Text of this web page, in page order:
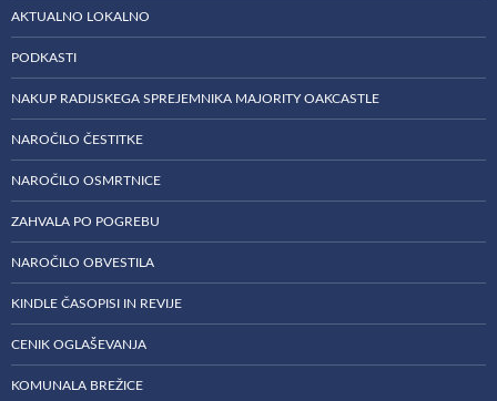
AKTUALNO LOKALNO
PODKASTI
NAKUP RADIJSKEGA SPREJEMNIKA MAJORITY OAKCASTLE
NAROČILO ČESTITKE
NAROČILO OSMRTNICE
ZAHVALA PO POGREBU
NAROČILO OBVESTILA
KINDLE ČASOPISI IN REVIJE
CENIK OGLAŠEVANJA
KOMUNALA BREŽICE